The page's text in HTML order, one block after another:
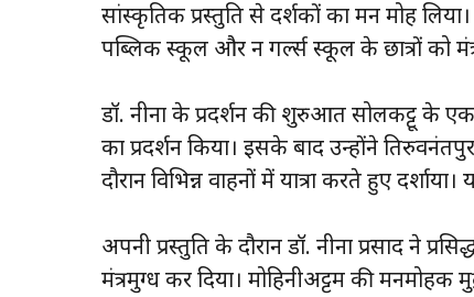
सांस्कृतिक प्रस्तुति से दर्शकों का मन मोह
पब्लिक स्कूल और दून गर्ल्स स्कूल के छात्रों को
डॉ. नीना के प्रदर्शन की शुरुआत सोलकट्टू के
का प्रदर्शन किया। इसके बाद उन्होंने
दौरान विभिन्न वाहनों में यात्रा करते हुए
अपनी प्रस्तुति के दौरान डॉ. नीना प्रसाद ने
मंत्रमुग्ध कर दिया। मोहिनीअट्टम की